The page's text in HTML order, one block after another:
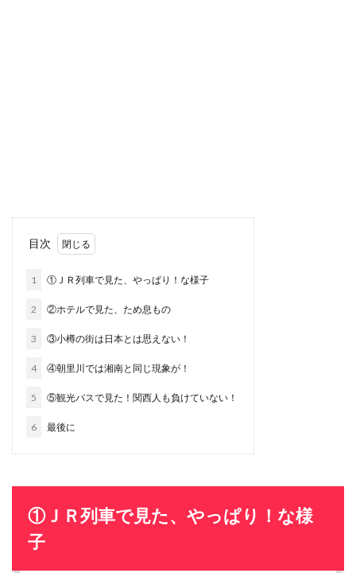
目次
1 ①ＪＲ列車で見た、やっぱり！な様子
2 ②ホテルで見た、ため息もの
3 ③小樽の街は日本とは思えない！
4 ④朝里川では湘南と同じ現象が！
5 ⑤観光バスで見た！関西人も負けていない！
6 最後に
①ＪＲ列車で見た、やっぱり！な様
子